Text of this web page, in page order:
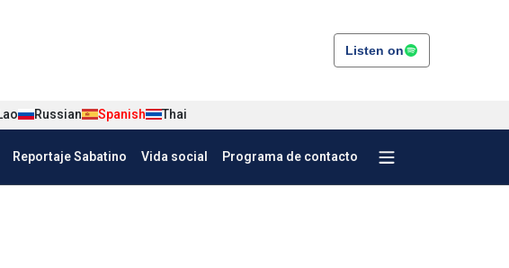
Listen on
Russian Spanish Thai
Reportaje Sabatino Vida social Programa de contacto